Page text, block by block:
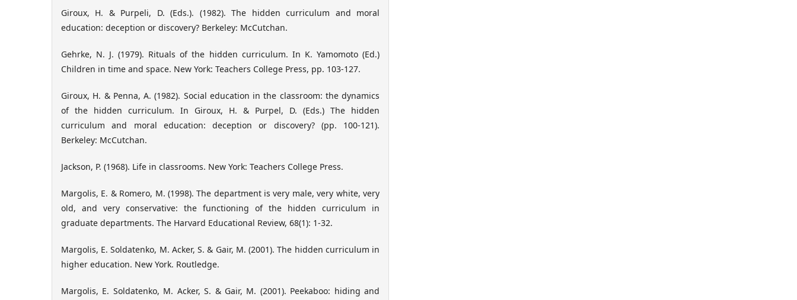
Giroux, H. & Purpeli, D. (Eds.). (1982). The hidden curriculum and moral
education: deception or discovery? Berkeley: McCutchan.
Gehrke, N. J. (1979). Rituals of the hidden curriculum. In K. Yamomoto (Ed.)
Children in time and space. New York: Teachers College Press, pp. 103-127.
Giroux, H. & Penna, A. (1982). Social education in the classroom: the dynamics
of the hidden curriculum. In Giroux, H. & Purpel, D. (Eds.) The hidden
curriculum and moral education: deception or discovery? (pp. 100-121).
Berkeley: McCutchan.
Jackson, P. (1968). Life in classrooms. New York: Teachers College Press.
Margolis, E. & Romero, M. (1998). The department is very male, very white, very
old, and very conservative: the functioning of the hidden curriculum in
graduate departments. The Harvard Educational Review, 68(1): 1-32.
Margolis, E. Soldatenko, M. Acker, S. & Gair, M. (2001). The hidden curriculum in
higher education. New York. Routledge.
Margolis, E. Soldatenko, M. Acker, S. & Gair, M. (2001). Peekaboo: hiding and